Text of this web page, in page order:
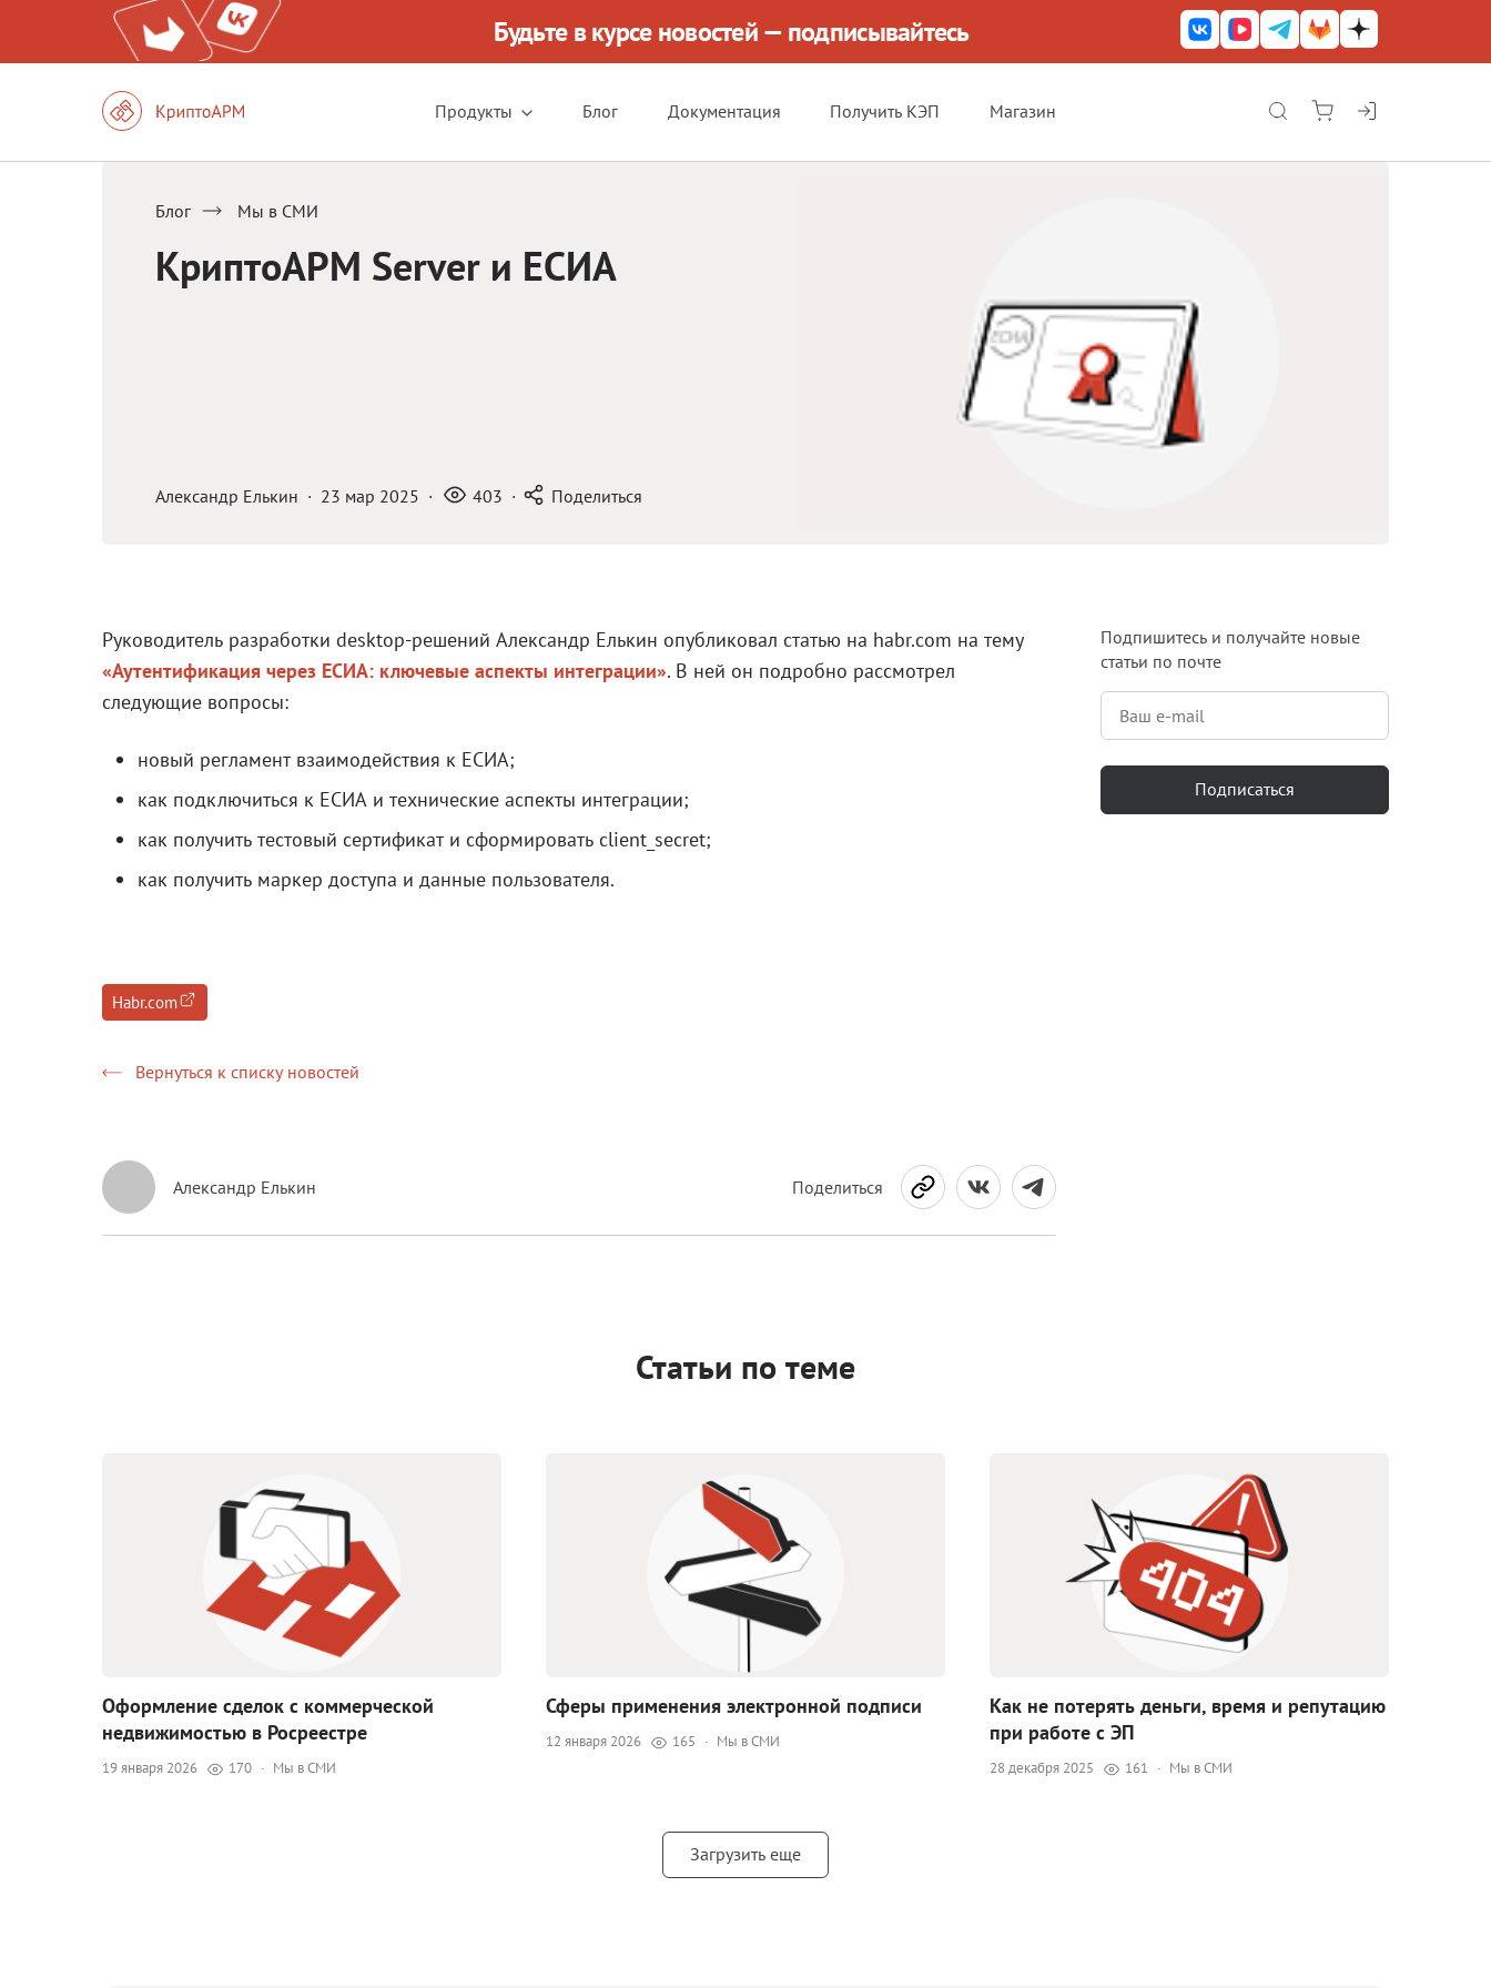
Будьте в курсе новостей — подписывайтесь
Продукты Блог Документация Получить КЭП Магазин
КриптоАРМ ГОСТ
Блог Мы в СМИ
КриптоАРМ Server и ЕСИА
Александр Елькин · 23 мар 2025 · 403 · Поделиться
Руководитель разработки desktop-решений Александр Елькин опубликовал статью на habr.com на тему
«Аутентификация через ЕСИА: ключевые аспекты интеграции». В ней он подробно рассмотрел
следующие вопросы:
новый регламент взаимодействия к ЕСИА;
как подключиться к ЕСИА и технические аспекты интеграции;
как получить тестовый сертификат и сформировать client_secret;
как получить маркер доступа и данные пользователя.
Habr.com
Вернуться к списку новостей
Александр Елькин Поделиться
Подпишитесь и получайте новые
статьи по почте
Подписаться
Статьи по теме
Оформление сделок с коммерческой
недвижимостью в Росреестре
19 января 2026 170 · Мы в СМИ
Сферы применения электронной подписи
12 января 2026 165 · Мы в СМИ
Как не потерять деньги, время и репутацию
при работе с ЭП
28 декабря 2025 161 · Мы в СМИ
Загрузить еще